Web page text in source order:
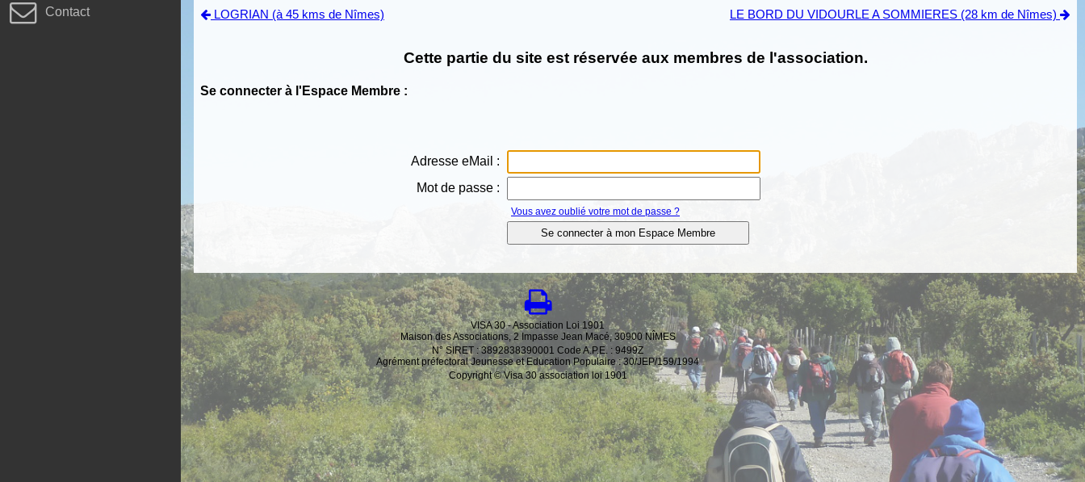
Contact LOGRIAN (à 45 kms de Nîmes) LE BORD DU VIDOURLE A SOMMIERES (28 km de Nîmes)
Cette partie du site est réservée aux membres de l'association.
Se connecter à l'Espace Membre :
Adresse eMail :
Mot de passe :
Vous avez oublié votre mot de passe ?
VISA 30 - Association Loi 1901
Maison des Associations, 2 Impasse Jean Macé, 30900 NÎMES
N° SIRET : 3892838390001 Code A.P.E. : 9499Z
Agrément préfectoral Jeunesse et Education Populaire : 30/JEP/159/1994
Copyright © Visa 30 association loi 1901